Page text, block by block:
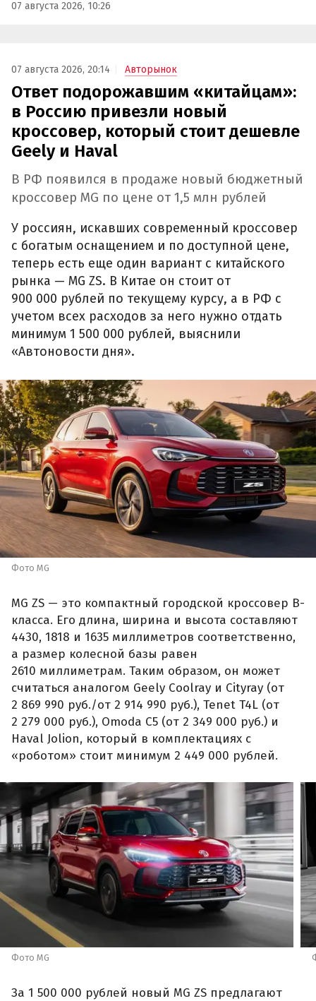
07 августа 2026, 10:26
07 августа 2026, 20:14 Авторынок
Ответ подорожавшим «китайцам»:
в Россию привезли новый
кроссовер, который стоит дешевле
Geely и Haval
В РФ появился в продаже новый бюджетный
кроссовер MG по цене от 1,5 млн рублей
У россиян, искавших современный кроссовер
с богатым оснащением и по доступной цене,
теперь есть еще один вариант с китайского
рынка — MG ZS. В Китае он стоит от
900 000 рублей по текущему курсу, а в РФ с
учетом всех расходов за него нужно отдать
минимум 1 500 000 рублей, выяснили
«Автоновости дня».
Фото MG
MG ZS — это компактный городской кроссовер B-
класса. Его длина, ширина и высота составляют
4430, 1818 и 1635 миллиметров соответственно,
а размер колесной базы равен
2610 миллиметрам. Таким образом, он может
считаться аналогом Geely Coolray и Cityray (от
2 869 990 руб./от 2 914 990 руб.), Tenet T4L (от
2 279 000 руб.), Omoda C5 (от 2 349 000 руб.) и
Haval Jolion, который в комплектациях с
«роботом» стоит минимум 2 449 000 рублей.
Фото MG
За 1 500 000 рублей новый MG ZS предлагают